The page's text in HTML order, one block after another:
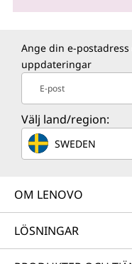
Ange din e-
uppdateringar
E-post
Välj land/region:
SWEDEN
OM LENOVO
LÖSNINGAR